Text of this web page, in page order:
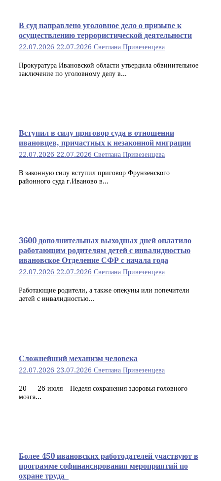
В суд направлено уголовное дело о призыве к
осуществлению террористической деятельности
22.07.2026 22.07.2026 Светлана Привезенцева
Прокуратура Ивановской области утвердила обвинительное
заключение по уголовному делу в...
Вступил в силу приговор суда в отношении
ивановцев, причастных к незаконной миграции
22.07.2026 22.07.2026 Светлана Привезенцева
В законную силу вступил приговор Фрунзенского
районного суда г.Иваново в...
3600 дополнительных выходных дней оплатило
работающим родителям детей с инвалидностью
ивановское Отделение СФР с начала года
22.07.2026 22.07.2026 Светлана Привезенцева
Работающие родители, а также опекуны или попечители
детей с инвалидностью...
Сложнейший механизм человека
22.07.2026 23.07.2026 Светлана Привезенцева
20 — 26 июля – Неделя сохранения здоровья головного
мозга...
Более 450 ивановских работодателей участвуют в
программе софинансирования мероприятий по
охране труда